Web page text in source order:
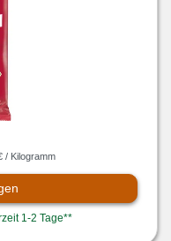
/ Kilogramm
1-2 Tage**